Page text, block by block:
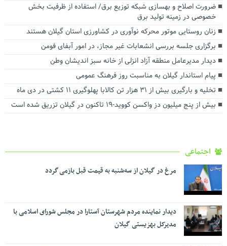
ضرورت اصلاح و بهسازی شبکه توزیع برق/ استفاده از ظرفیت بخش
خصوصی در زمینه تولید برق
زنان روستایی موتور محرکه نوآوری در کشاورزی استان گیلان هستند
برگزاری جلسه بررسی انشعابات غیر مجاز، در امور آبفای فومن
دیدار مدیرعامل منطقه آزاد انزلی از خانه سبز اندیشان وطن
پیام استاندار گیلان به مناسبت روز فرهنگ عمومی
تخلیه و بارگیری بیش از ۳۱ هزار تن کالابا پهلوگیری ۱۱ کشتی در دی ماه
بیش از پنج میلیون دز واکسن کووید-۱۹ تاکنون در گیلان تزریق شده است
اجتماعی
مرغ در گیلان از سه‌شنبه به قیمت قبل بازمی گردد
دیدار نماینده مردم شهرستان آستارا در مجلس شورای اسلامی با
مدیرکل بهزیستی گیلان